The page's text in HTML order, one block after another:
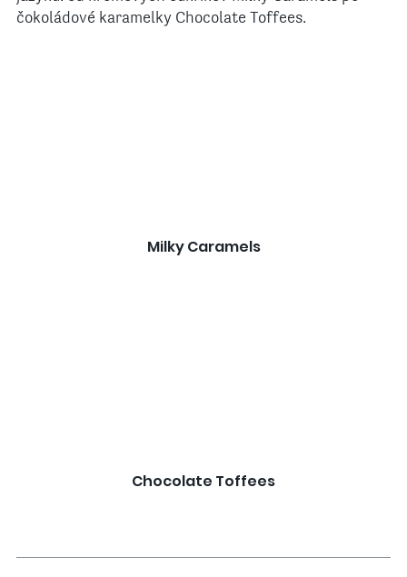
čokoládové karamelky Chocolate Toffees.
Milky Caramels
Chocolate Toffees